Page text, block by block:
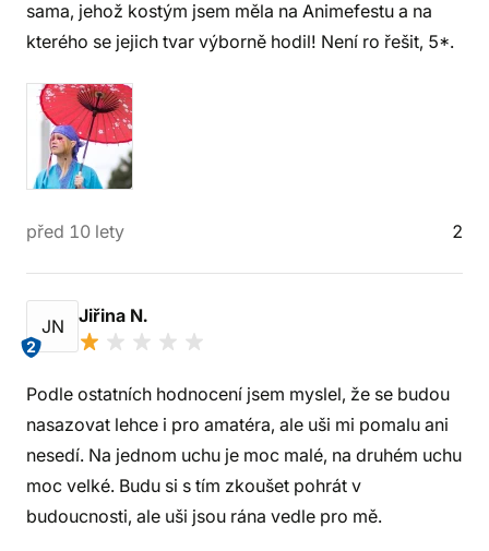
sama, jehož kostým jsem měla na Animefestu a na
kterého se jejich tvar výborně hodil! Není ro řešit, 5*.
před 10 lety 2
JN
2
Jiřina N.
Podle ostatních hodnocení jsem myslel, že se budou
nasazovat lehce i pro amatéra, ale uši mi pomalu ani
nesedí. Na jednom uchu je moc malé, na druhém uchu
moc velké. Budu si s tím zkoušet pohrát v
budoucnosti, ale uši jsou rána vedle pro mě.